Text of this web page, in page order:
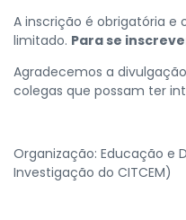
A inscrição é obrigatória e
limitado. Para se
Agradecemos a
colegas que possam ter
Organização: Educação e
Investigação do CITCEM)